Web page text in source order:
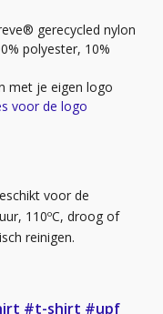
gerecycled nylon
polyester, 10%
met je eigen logo
voor de logo
voor de
110ºC, droog of
reinigen.
#t-shirt #upf